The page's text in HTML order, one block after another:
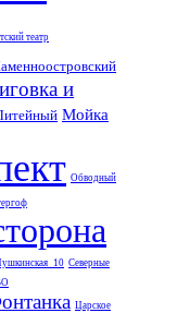
театр
и
Мойка
Обводный
Северные
Царское